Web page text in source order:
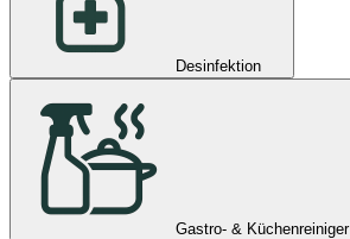
Desinfektion
Gastro- & Küchenreiniger